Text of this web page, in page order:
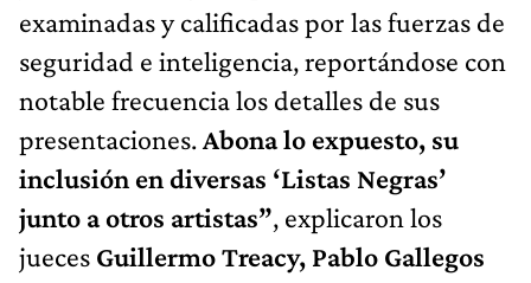
examinadas y calificadas por las fuerzas de
seguridad e inteligencia, reportándose con
notable frecuencia los detalles de sus
presentaciones.Abona lo expuesto, su
inclusión en diversas ‘Listas Negras’
junto a otros artistas”, explicaron los
jueces Guillermo Treacy, Pablo Gallegos